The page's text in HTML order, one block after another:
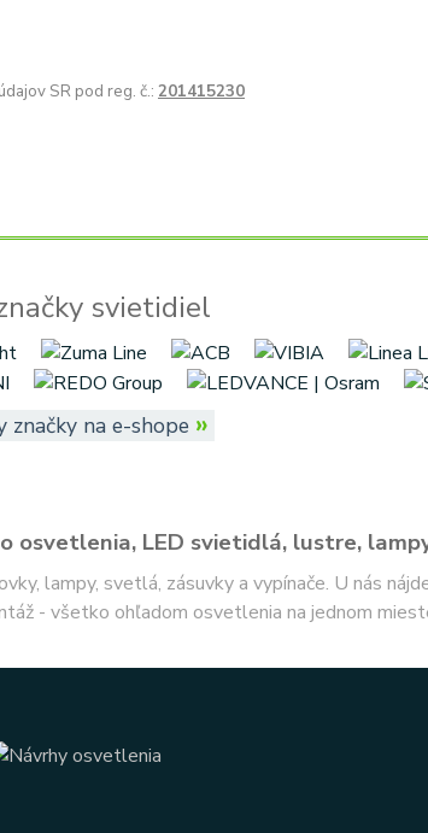
SR pod reg. č.: 201415230
svietidiel
značky na e-shope »
osvetlenia, LED svietidlá, lustre,
lampy, svetlá, zásuvky a vypínače. U nás
- všetko ohľadom osvetlenia na jednom